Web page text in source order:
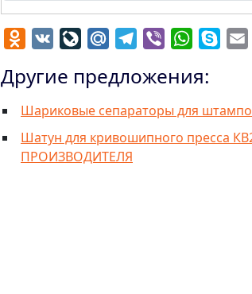
Odnoklassniki
VK LiveJournal
Mail.RuTelegram
Viber WhatsApp
Skype
Другие предложения:
Шариковые сепараторы для
Шатун для кривошипного пресса
ПРОИЗВОДИТЕЛЯ